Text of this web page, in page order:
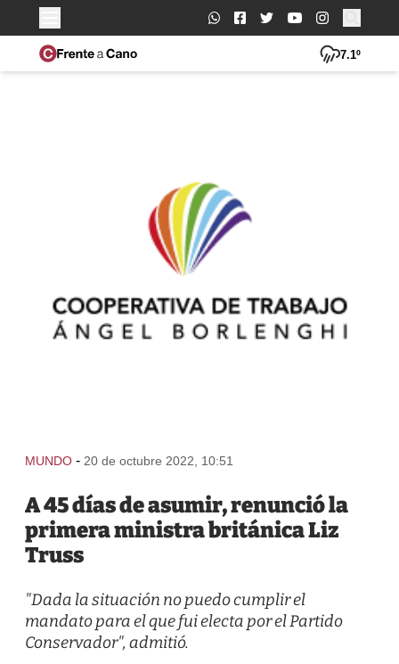
Buscar:
7.1º
MUNDO - 20 de octubre 2022, 10:51
A 45 días de asumir, renunció la
primera ministra británica Liz
Truss
"Dada la situación no puedo cumplir el
mandato para el que fui electa por el Partido
Conservador", admitió.